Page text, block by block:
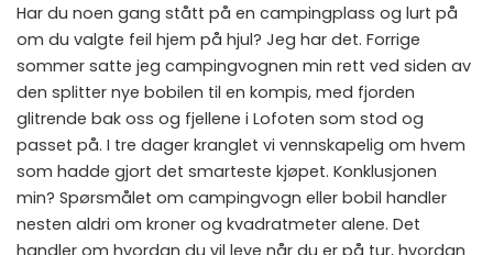
Har du noen gang stått på en campingplass og lurt på
om du valgte feil hjem på hjul? Jeg har det. Forrige
sommer satte jeg campingvognen min rett ved siden av
den splitter nye bobilen til en kompis, med fjorden
glitrende bak oss og fjellene i Lofoten som stod og
passet på. I tre dager kranglet vi vennskapelig om hvem
som hadde gjort det smarteste kjøpet. Konklusjonen
min? Spørsmålet om campingvogn eller bobil handler
nesten aldri om kroner og kvadratmeter alene. Det
handler om hvordan du vil leve når du er på tur, hvordan